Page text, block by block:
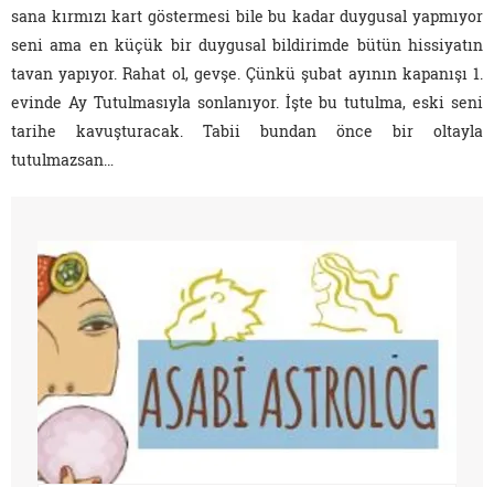
sana kırmızı kart göstermesi bile bu kadar duygusal yapmıyor
seni ama en küçük bir duygusal bildirimde bütün hissiyatın
tavan yapıyor. Rahat ol, gevşe. Çünkü şubat ayının kapanışı 1.
evinde Ay Tutulmasıyla sonlanıyor. İşte bu tutulma, eski seni
tarihe kavuşturacak. Tabii bundan önce bir oltayla
tutulmazsan…